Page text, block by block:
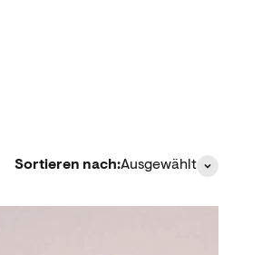
Sortieren nach:Ausgewählt